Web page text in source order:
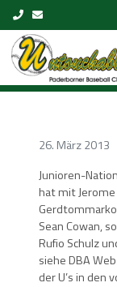
Skip to content
26. März 2013
Junioren-
hat mit Jerome
Sean Cowan,
Rufio Schulz
siehe DBA
der U’s in den